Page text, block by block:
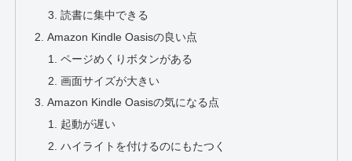
読書に集中できる
Amazon Kindle Oasisの良い点
ページめくりボタンがある
画面サイズが大きい
Amazon Kindle Oasisの気になる点
起動が遅い
ハイライトを付けるのにもたつく